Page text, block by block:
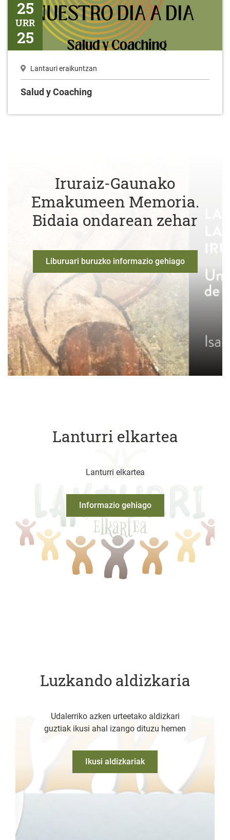
25
URR
25
Lantauri eraikuntzan
Salud y Coaching
Iruraiz-Gaunako
Emakumeen Memoria.
Bidaia ondarean zehar
Liburuari buruzko informazio gehiago
Lanturri elkartea
Lanturri elkartea
Informazio gehiago
Luzkando aldizkaria
Udalerriko azken urteetako aldizkari
guztiak ikusi ahal izango dituzu hemen
Ikusi aldizkariak